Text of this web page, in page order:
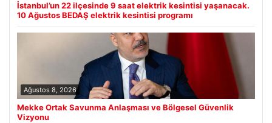
İstanbul’un 22 ilçesinde 9 saat elektrik kesintisi yaşanacak.
10 Ağustos BEDAŞ elektrik kesintisi programı
Ağustos 8, 2026
Mekke Ortak Savunma Anlaşması ve Bölgesel Güvenlik
Vizyonu